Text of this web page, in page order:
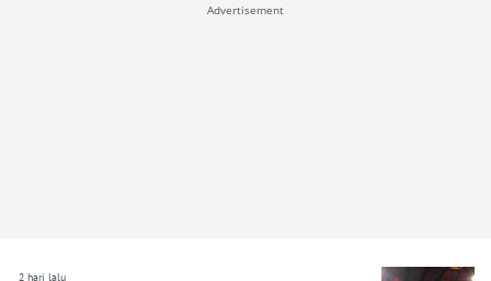
Advertisement
2 hari lalu